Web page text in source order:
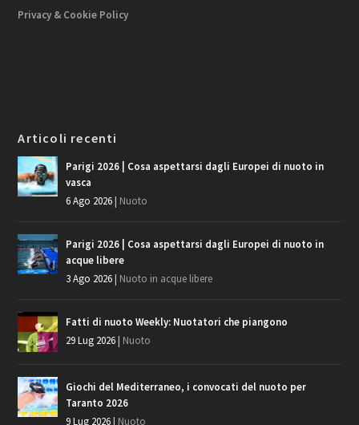
Privacy & Cookie Policy
Articoli recenti
Parigi 2026 | Cosa aspettarsi dagli Europei di nuoto in
vasca
6 Ago 2026| Nuoto
Parigi 2026 | Cosa aspettarsi dagli Europei di nuoto in
acque libere
3 Ago 2026| Nuoto in acque libere
Fatti di nuoto Weekly: Nuotatori che piangono
29 Lug 2026| Nuoto
Giochi del Mediterraneo, i convocati del nuoto per
Taranto 2026
9 Lug 2026| Nuoto